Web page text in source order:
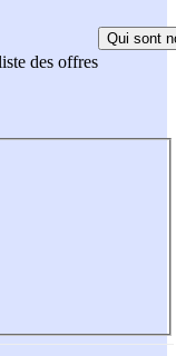
des offres
Qui sont